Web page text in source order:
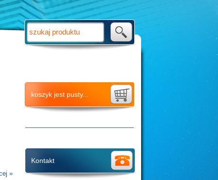
»
koszyk jest pusty...
Kontakt